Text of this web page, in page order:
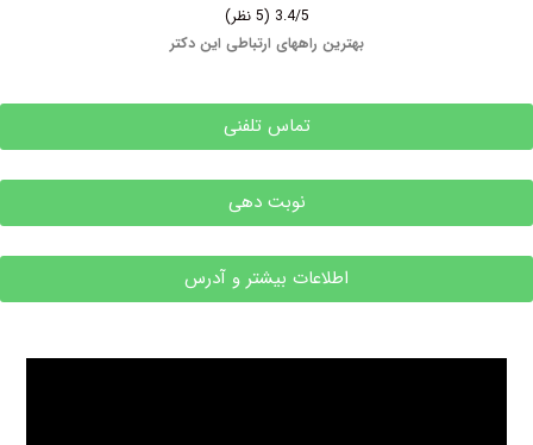
بهترین راههای ارتباطی این دکتر
تماس تلفنی
نوبت دهی
اطلاعات بیشتر و آدرس